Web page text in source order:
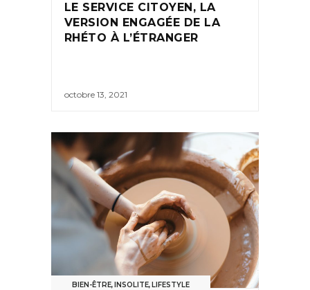
LE SERVICE CITOYEN, LA
VERSION ENGAGÉE DE LA
RHÉTO À L’ÉTRANGER
octobre 13, 2021
BIEN-ÊTRE,INSOLITE,LIFESTYLE